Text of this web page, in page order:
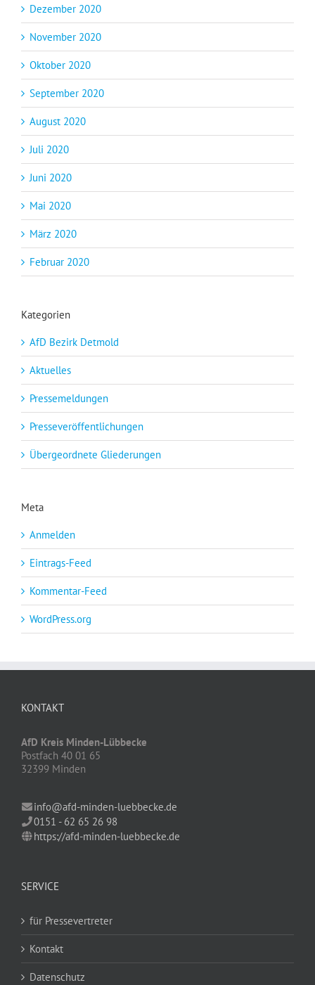
Dezember 2020
November 2020
Oktober 2020
September 2020
August 2020
Juli 2020
Juni 2020
Mai 2020
März 2020
Februar 2020
Kategorien
AfD Bezirk Detmold
Aktuelles
Pressemeldungen
Presseveröffentlichungen
Übergeordnete Gliederungen
Meta
Anmelden
Eintrags-Feed
Kommentar-Feed
WordPress.org
KONTAKT
AfD Kreis Minden-Lübbecke
Postfach 40 01 65
32399 Minden
info@afd-minden-luebbecke.de
0151 - 62 65 26 98
https://afd-minden-luebbecke.de
SERVICE
für Pressevertreter
Kontakt
Datenschutz